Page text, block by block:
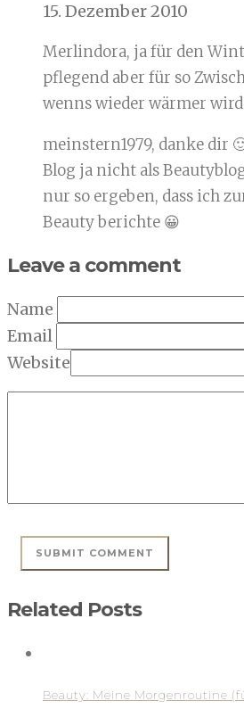
15. Dezember 2010
Merlindora, ja für den
pflegend aber für so
wenns wieder wärmer
meinstern1979, danke dir
Blog ja nicht als
nur so ergeben, dass ich
Beauty berichte 😀
Leave a comment
Name
Email
Website
Related Posts
Beauty: Meine Morgenroutine